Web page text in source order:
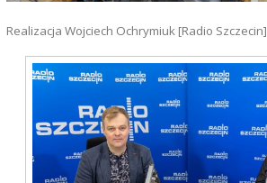
Realizacja Wojciech Ochrymiuk [Radio Szczecin]